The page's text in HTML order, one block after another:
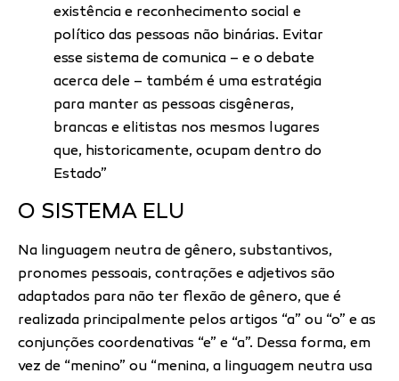
existência e reconhecimento social e
político das pessoas não binárias. Evitar
esse sistema de comunica – e o debate
acerca dele – também é uma estratégia
para manter as pessoas cisgêneras,
brancas e elitistas nos mesmos lugares
que, historicamente, ocupam dentro do
Estado”
O SISTEMA ELU
Na linguagem neutra de gênero, substantivos,
pronomes pessoais, contrações e adjetivos são
adaptados para não ter flexão de gênero, que é
realizada principalmente pelos artigos “a” ou “o” e as
conjunções coordenativas “e” e “a”. Dessa forma, em
vez de “menino” ou “menina, a linguagem neutra usa